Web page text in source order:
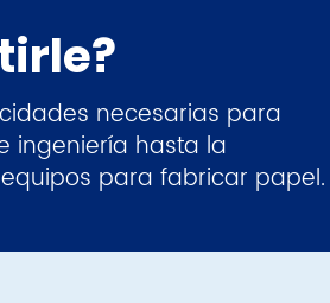
necesarias para
ingeniería hasta la
para fabricar papel.